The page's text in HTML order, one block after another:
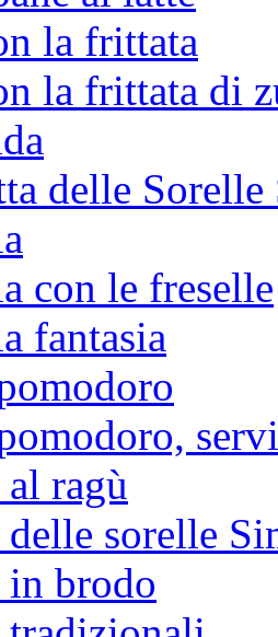
la frittata
la frittata di
delle
con le freselle
fantasia
ragù
delle sorelle
in brodo